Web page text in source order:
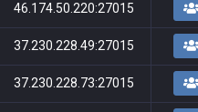
46.174.50.220:27015
37.230.228.49:27015
37.230.228.73:27015